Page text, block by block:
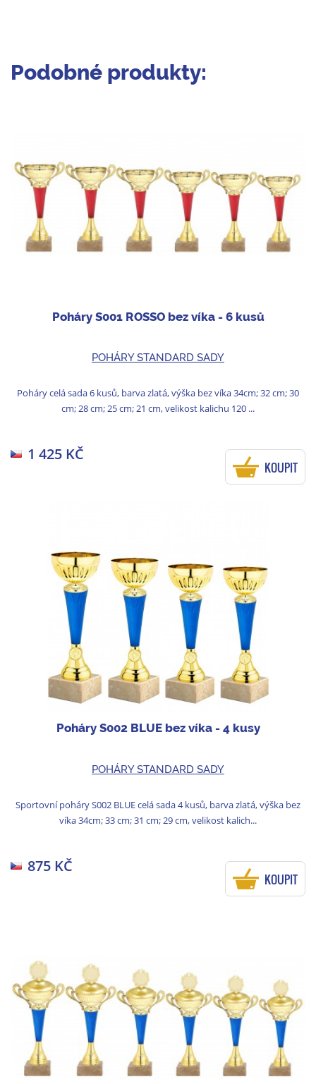
Podobné produkty:
Poháry S001 ROSSO bez víka - 6 kusů
POHÁRY STANDARD SADY
Poháry celá sada 6 kusů, barva zlatá, výška bez víka 34cm; 32 cm; 30
cm; 28 cm; 25 cm; 21 cm, velikost kalichu 120 ...
1 425 KČ
KOUPIT
Poháry S002 BLUE bez víka - 4 kusy
POHÁRY STANDARD SADY
Sportovní poháry S002 BLUE celá sada 4 kusů, barva zlatá, výška bez
víka 34cm; 33 cm; 31 cm; 29 cm, velikost kalich...
875 KČ
KOUPIT